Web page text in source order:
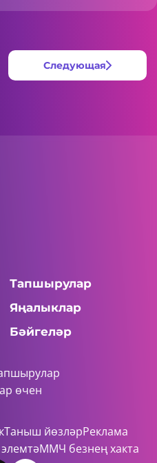
Следующая
Тапшырулар
Яңалыклар
Бәйгеләр
өчен
Таныш йөзләрРеклама
ММЧ безнең хакта